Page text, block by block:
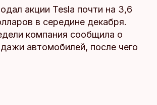
акции Tesla почти на 3,6
в середине декабря.
компания сообщила о
автомобилей, после чего